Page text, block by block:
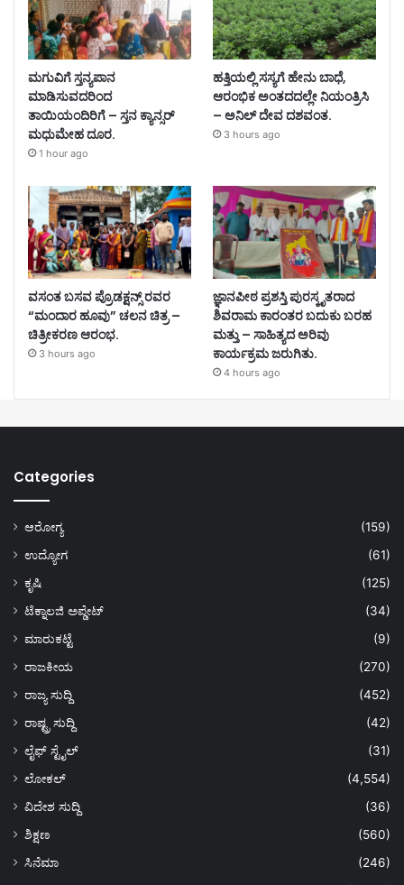
ಮಗುವಿಗೆ ಸ್ತನ್ಯಪಾನ
ಮಾಡಿಸುವದರಿಂದ
ತಾಯಿಯಂದಿರಿಗೆ – ಸ್ತನ ಕ್ಯಾನ್ಸರ್
ಮಧುಮೇಹ ದೂರ.
1 hour ago
ಹತ್ತಿಯಲ್ಲಿ ಸಸ್ಯಗೆ ಹೇನು ಬಾಧೆ,
ಆರಂಭಿಕ ಅಂತದದಲ್ಲೇ ನಿಯಂತ್ರಿಸಿ
– ಅನಿಲ್ ದೇವ ದಶವಂತ.
3 hours ago
ವಸಂತ ಬಸವ ಪ್ರೊಡಕ್ಷನ್ಸ್ ರವರ
“ಮಂದಾರ ಹೂವು” ಚಲನ ಚಿತ್ರ –
ಚಿತ್ರೀಕರಣ ಆರಂಭ.
3 hours ago
ಜ್ಞಾನಪೀಠ ಪ್ರಶಸ್ತಿ ಪುರಸ್ಕೃತರಾದ
ಶಿವರಾಮ ಕಾರಂತರ ಬದುಕು ಬರಹ
ಮತ್ತು – ಸಾಹಿತ್ಯದ ಅರಿವು
ಕಾರ್ಯಕ್ರಮ ಜರುಗಿತು.
4 hours ago
Categories
ಆರೋಗ್ಯ
(159)
ಉದ್ಯೋಗ
(61)
ಕೃಷಿ
(125)
ಟೆಕ್ನಾಲಜಿ ಅಪ್ಡೇಟ್
(34)
ಮಾರುಕಟ್ಟೆ
(9)
ರಾಜಕೀಯ
(270)
ರಾಜ್ಯ ಸುದ್ದಿ
(452)
ರಾಷ್ಟ್ರ ಸುದ್ದಿ
(42)
ಲೈಫ್ ಸ್ಟೈಲ್
(31)
ಲೋಕಲ್
(4,554)
ವಿದೇಶ ಸುದ್ದಿ
(36)
ಶಿಕ್ಷಣ
(560)
ಸಿನೆಮಾ
(246)